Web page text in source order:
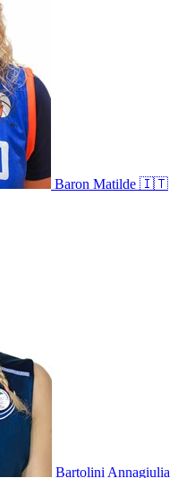
Baron Matilde 🇮🇹
Bartolini Annagiulia